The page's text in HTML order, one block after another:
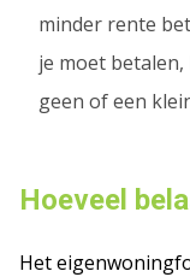
minder rente
je moet
geen of een
Hoeveel
Het